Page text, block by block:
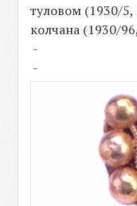
туловом (1930/5,
колчана (1930/
-
-